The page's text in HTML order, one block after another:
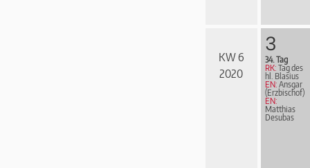
KW 6
2020
3
34. Tag
RK: Tag des
hl. Blasius
EN: Ansgar
(Erzbischof)
EN:
Matthias
Desubas